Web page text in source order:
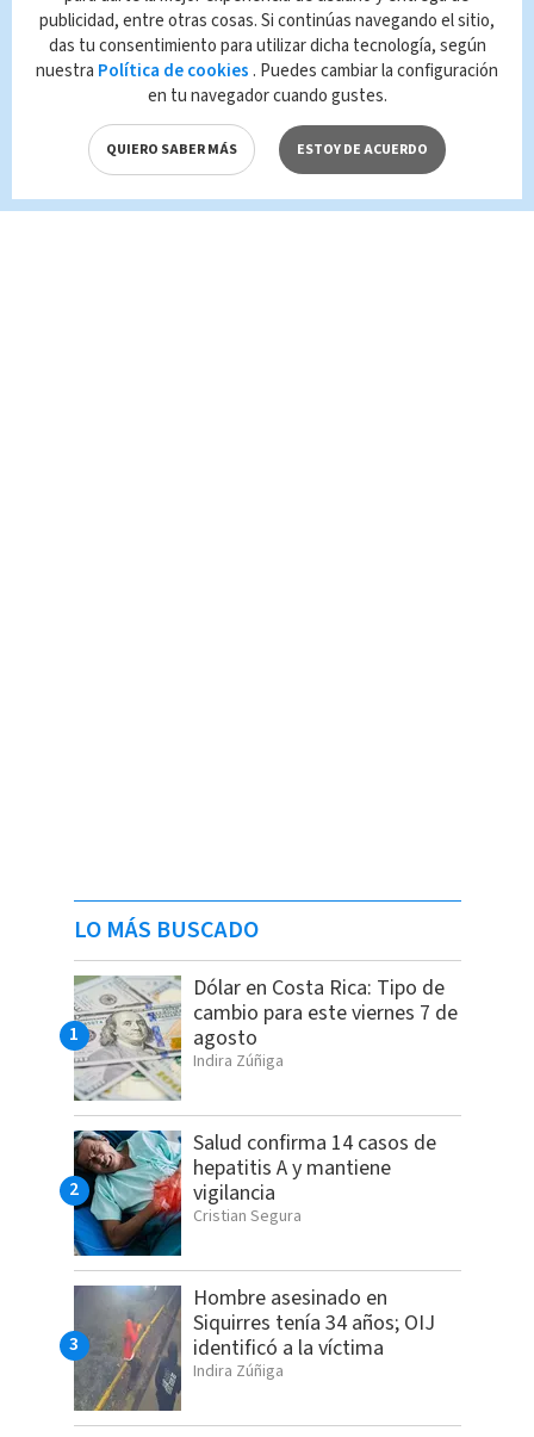
Queda prohibida la reproducción total o
parcial del contenido de esta página, mismo
que es propiedad de TELEDIARIO; su
reproducción no autorizada constituye una
infracción y un delito de conformidad con las
leyes aplicables.
LO MÁS BUSCADO
Dólar en Costa Rica: Tipo de
cambio para este viernes 7 de
agosto
Indira Zúñiga
Salud confirma 14 casos de
hepatitis A y mantiene
vigilancia
Cristian Segura
Hombre asesinado en
Siquirres tenía 34 años; OIJ
identificó a la víctima
Indira Zúñiga
publicidad, entre otras cosas. Si continúas navegando el sitio,
das tu consentimiento para utilizar dicha tecnología, según
nuestra Política de cookies . Puedes cambiar la configuración
en tu navegador cuando gustes.
QUIERO SABER MÁS ESTOY DE ACUERDO